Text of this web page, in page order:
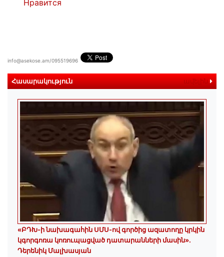
Нравится
info@asekose.am/095519696
Հասարակություն ավելին
«ԲԴԽ-ի նախագահին ՍՄՍ-ով գործից ազատողը կրկին
կգորգոռա կոռուպացված դատարանների մասին».
Դերենիկ Մալխասյան